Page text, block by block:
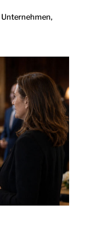
Unternehmen,